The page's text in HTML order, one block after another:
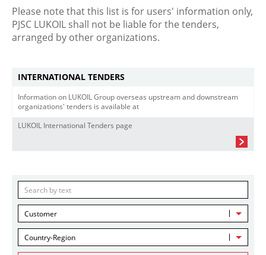
Please note that this list is for users' information only,
PJSC LUKOIL shall not be liable for the tenders,
arranged by other organizations.
INTERNATIONAL TENDERS
Information on LUKOIL Group overseas upstream and downstream
organizations' tenders is available at
LUKOIL International Tenders page
Customer
Country-Region